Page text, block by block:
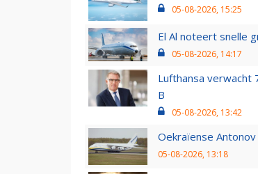
05-08-2026, 15:25
El Al noteert snelle
05-08-2026, 14:17
Lufthansa verwacht
B
05-08-2026, 13:42
Oekraïense
05-08-2026, 13:18